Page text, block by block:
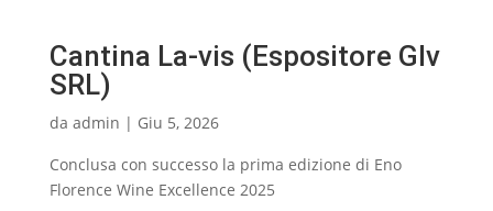
Cantina La-vis (Espositore Glv
SRL)
da admin | Giu 5, 2026
Conclusa con successo la prima edizione di Eno
Florence Wine Excellence 2025